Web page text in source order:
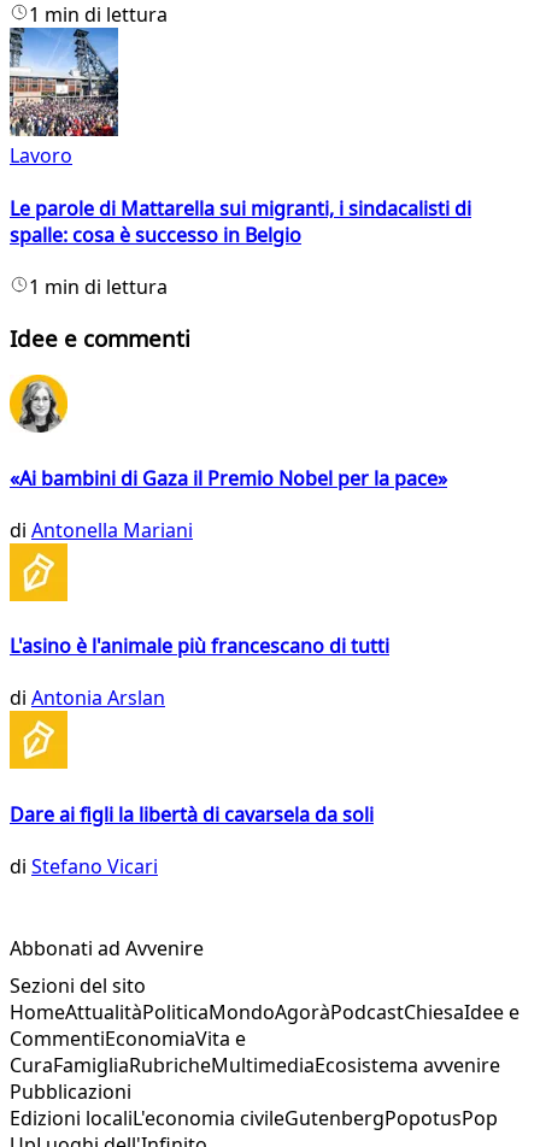
1 min di lettura
Lavoro
Le parole di Mattarella sui migranti, i sindacalisti di
spalle: cosa è successo in Belgio
1 min di lettura
Idee e commenti
«Ai bambini di Gaza il Premio Nobel per la pace»
di Antonella Mariani
L'asino è l'animale più francescano di tutti
di Antonia Arslan
Dare ai figli la libertà di cavarsela da soli
di Stefano Vicari
Abbonati ad Avvenire
Sezioni del sito
HomeAttualitàPoliticaMondoAgoràPodcastChiesaIdee e
CommentiEconomiaVita e
CuraFamigliaRubricheMultimediaEcosistema avvenire
Pubblicazioni
Edizioni localiL'economia civileGutenbergPopotusPop